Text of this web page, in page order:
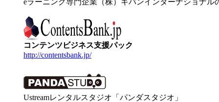
コンテンツビジネス支援パック
http://contentsbank.jp/
Ustreamレンタルスタジオ「パンダスタジオ」